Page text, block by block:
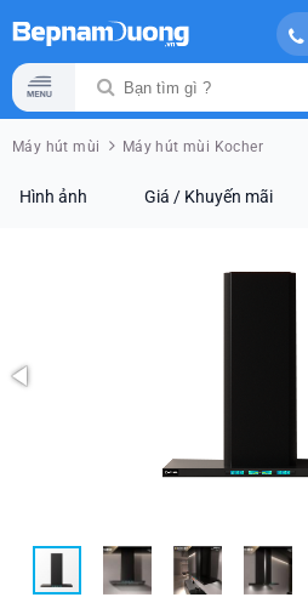
Máy hút mùi Máy hút mùi Kocher
Hình ảnh Giá / Khuyến mãi